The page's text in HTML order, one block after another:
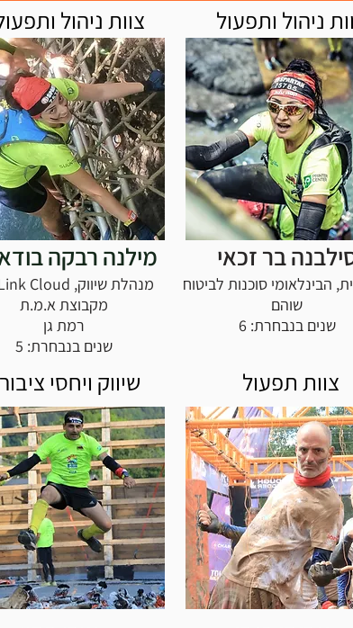
ניהול ותפעול צוות ניהול
בר זכאי
הבינלאומי סוכנות לביטוח
שוהם
שנים בנבחרת: 6
מילנה רבקה
מנהלת שיווק, MidLink Cloud
מקבוצת א.מ.ת
רמת גן
שנים בנבחרת: 5
שיווק ויחסי ציבור צוות תפעול